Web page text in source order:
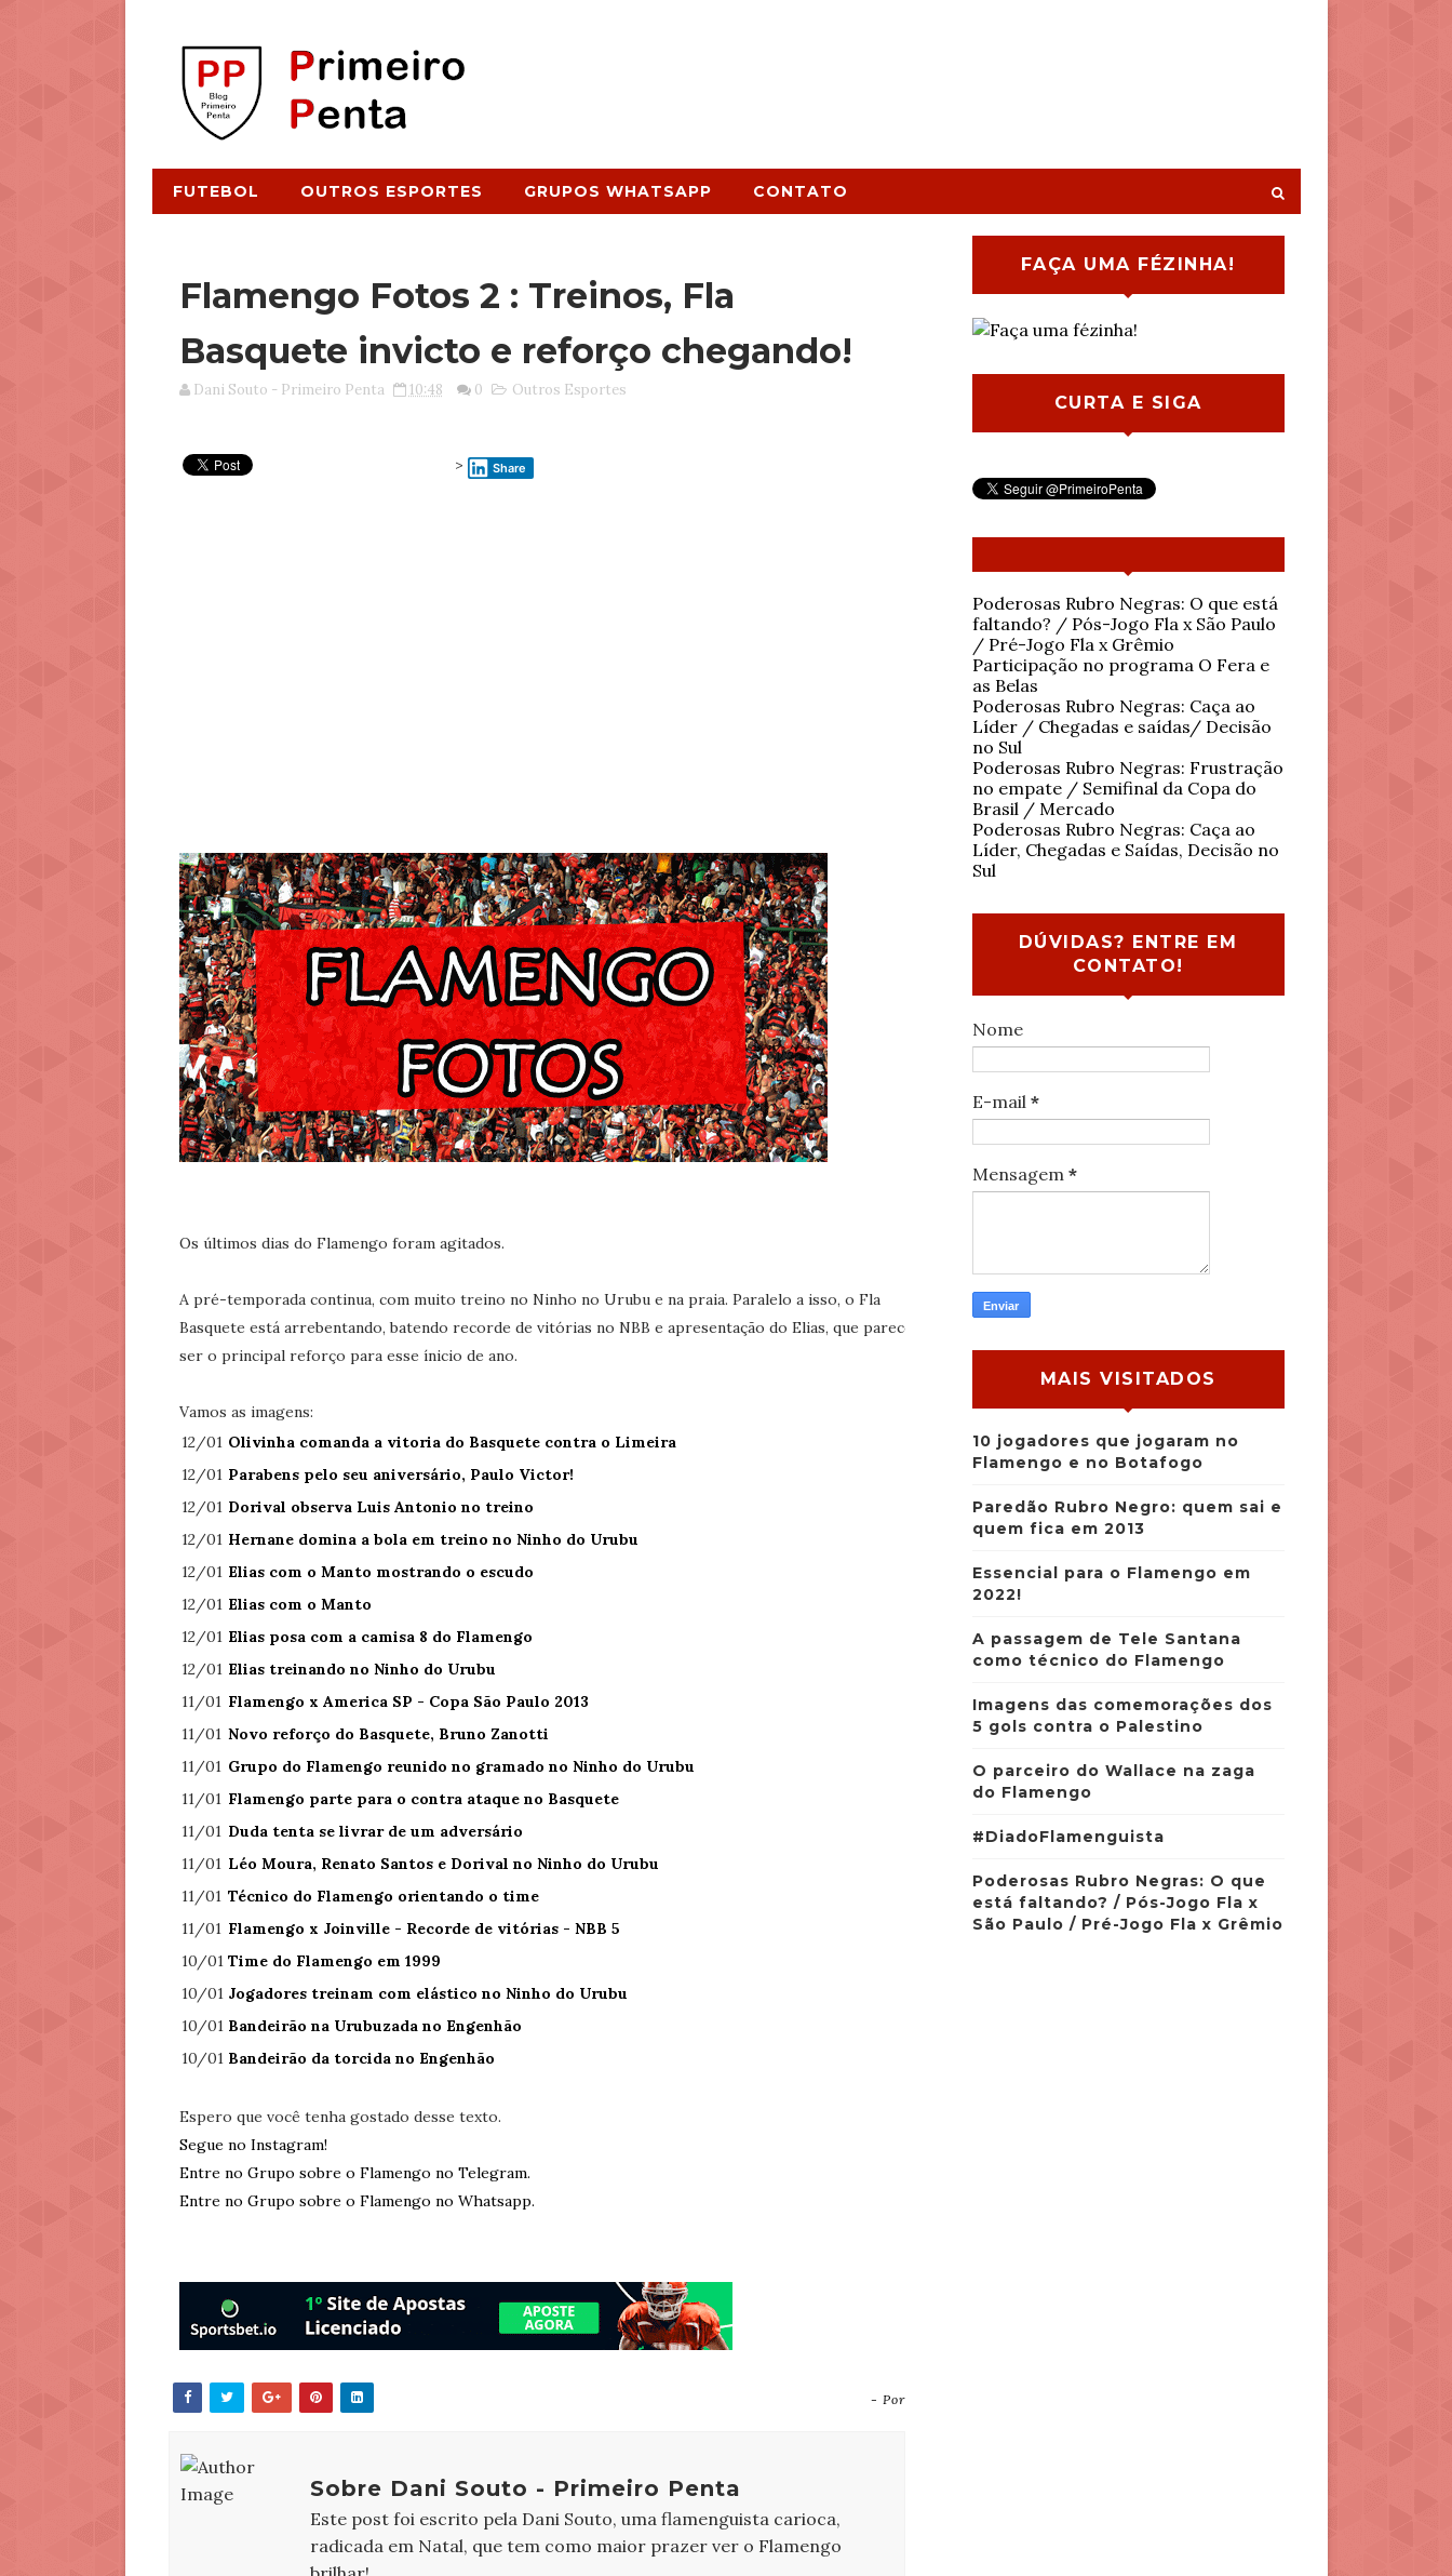
FUTEBOL OUTROS ESPORTES GRUPOS WHATSAPP CONTATO
Flamengo Fotos 2 : Treinos, Fla
Basquete invicto e reforço chegando!
Dani Souto - Primeiro Penta 10:48 0 Outros Esportes
> Share
Os últimos dias do Flamengo foram agitados.
A pré-temporada continua, com muito treino no Ninho no Urubu e na praia. Paralelo a isso, o Fla
Basquete está arrebentando, batendo recorde de vitórias no NBB e apresentação do Elias, que parece
ser o principal reforço para esse ínicio de ano.
Vamos as imagens:
12/01 Olivinha comanda a vitoria do Basquete contra o Limeira
12/01 Parabens pelo seu aniversário, Paulo Victor!
12/01 Dorival observa Luis Antonio no treino
12/01 Hernane domina a bola em treino no Ninho do Urubu
12/01 Elias com o Manto mostrando o escudo
12/01 Elias com o Manto
12/01 Elias posa com a camisa 8 do Flamengo
12/01 Elias treinando no Ninho do Urubu
11/01 Flamengo x America SP - Copa São Paulo 2013
11/01 Novo reforço do Basquete, Bruno Zanotti
11/01 Grupo do Flamengo reunido no gramado no Ninho do Urubu
11/01 Flamengo parte para o contra ataque no Basquete
11/01 Duda tenta se livrar de um adversário
11/01 Léo Moura, Renato Santos e Dorival no Ninho do Urubu
11/01 Técnico do Flamengo orientando o time
11/01 Flamengo x Joinville - Recorde de vitórias - NBB 5
10/01 Time do Flamengo em 1999
10/01 Jogadores treinam com elástico no Ninho do Urubu
10/01 Bandeirão na Urubuzada no Engenhão
10/01 Bandeirão da torcida no Engenhão
Espero que você tenha gostado desse texto.
Segue no Instagram!
Entre no Grupo sobre o Flamengo no Telegram.
Entre no Grupo sobre o Flamengo no Whatsapp.
- Por
Sobre Dani Souto - Primeiro Penta
Este post foi escrito pela Dani Souto, uma flamenguista carioca,
radicada em Natal, que tem como maior prazer ver o Flamengo
FAÇA UMA FÉZINHA!
CURTA E SIGA
Poderosas Rubro Negras: O que está
faltando? / Pós-Jogo Fla x São Paulo
/ Pré-Jogo Fla x Grêmio
Participação no programa O Fera e
as Belas
Poderosas Rubro Negras: Caça ao
Líder / Chegadas e saídas/ Decisão
no Sul
Poderosas Rubro Negras: Frustração
no empate / Semifinal da Copa do
Brasil / Mercado
Poderosas Rubro Negras: Caça ao
Líder, Chegadas e Saídas, Decisão no
Sul
DÚVIDAS? ENTRE EM
CONTATO!
Nome
E-mail *
Mensagem *
MAIS VISITADOS
10 jogadores que jogaram no
Flamengo e no Botafogo
Paredão Rubro Negro: quem sai e
quem fica em 2013
Essencial para o Flamengo em
2022!
A passagem de Tele Santana
como técnico do Flamengo
Imagens das comemorações dos
5 gols contra o Palestino
O parceiro do Wallace na zaga
do Flamengo
#DiadoFlamenguista
Poderosas Rubro Negras: O que
está faltando? / Pós-Jogo Fla x
São Paulo / Pré-Jogo Fla x Grêmio